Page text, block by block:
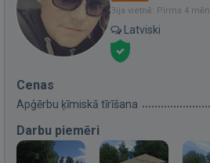
Bija vietnē: Pirms 4 mēn.
Latviski
Cenas
Apģērbu ķīmiskā tīrīšana
Darbu piemēri